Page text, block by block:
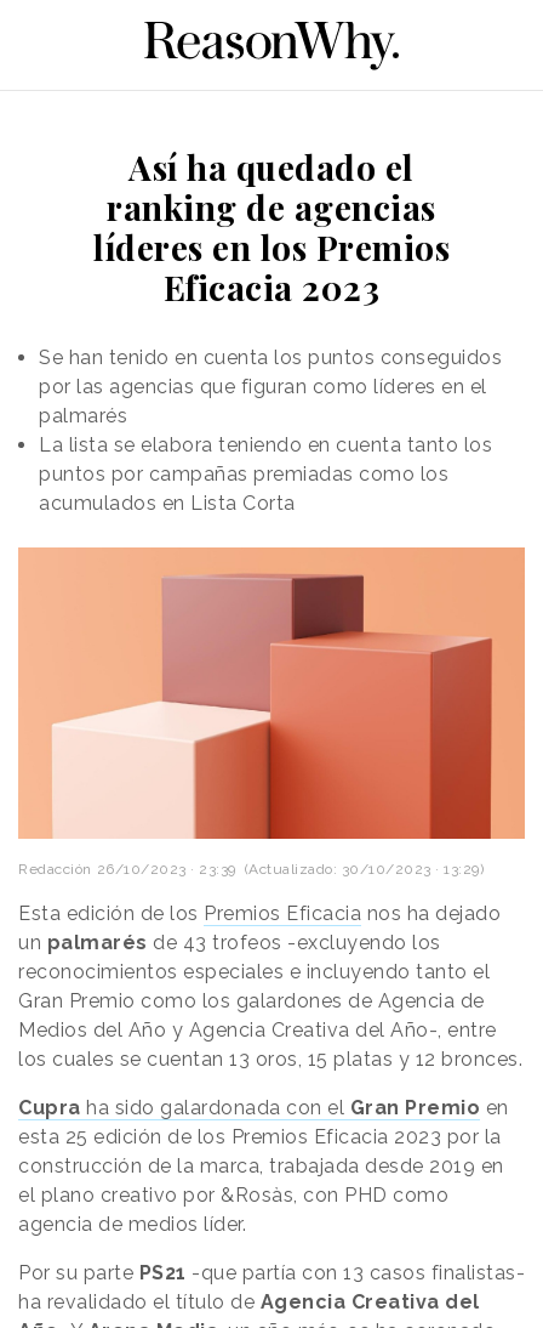
Así ha quedado el
ranking de agencias
líderes en los Premios
Eficacia 2023
Se han tenido en cuenta los puntos conseguidos
por las agencias que figuran como líderes en el
palmarés
La lista se elabora teniendo en cuenta tanto los
puntos por campañas premiadas como los
acumulados en Lista Corta
Redacción 26/10/2023 · 23:39 (Actualizado: 30/10/2023 · 13:29)
Esta edición de los Premios Eficacia nos ha dejado
un palmarés de 43 trofeos -excluyendo los
reconocimientos especiales e incluyendo tanto el
Gran Premio como los galardones de Agencia de
Medios del Año y Agencia Creativa del Año-, entre
los cuales se cuentan 13 oros, 15 platas y 12 bronces.
Cupra ha sido galardonada con el Gran Premio en
esta 25 edición de los Premios Eficacia 2023 por la
construcción de la marca, trabajada desde 2019 en
el plano creativo por &Rosàs, con PHD como
agencia de medios líder.
Por su parte PS21 -que partía con 13 casos finalistas-
ha revalidado el título de Agencia Creativa del